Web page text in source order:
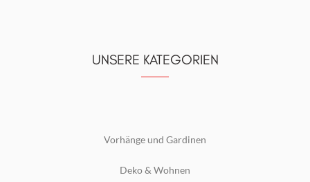
UNSERE KATEGORIEN
Vorhänge und Gardinen
Deko & Wohnen